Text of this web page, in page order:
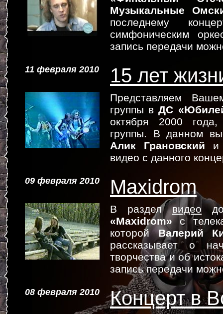
Музыкальные
последнему
симфоническим
запись передачи
11 февраля 2010 15 лет
Представляем
группы вДС
октября 2000
группы. В данном
Алик Грановский
видео с данного
09 февраля 2010 Maxidrom
В разделвидео
«Maxidrom»с
которойВалерий
рассказывает о
творчества и об
запись передачи
08 февраля 2010 Концерт в